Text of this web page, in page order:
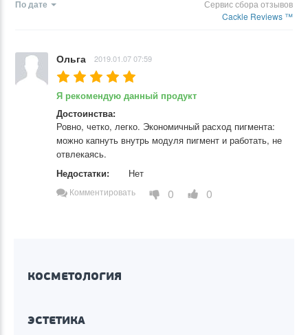
По дате
Сервис сбора отзывов
Cackle Reviews ™
Ольга 2019.01.07 07:59
Я рекомендую данный продукт
Достоинства:
Ровно, четко, легко. Экономичный расход пигмента:
можно капнуть внутрь модуля пигмент и работать, не
отвлекаясь.
Недостатки:
Нет
Комментировать 0 0
КОСМЕТОЛОГИЯ
ЭСТЕТИКА